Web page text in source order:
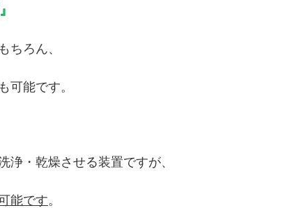
ちろん、
可能です。
浄・乾燥させる装置ですが、
能です。